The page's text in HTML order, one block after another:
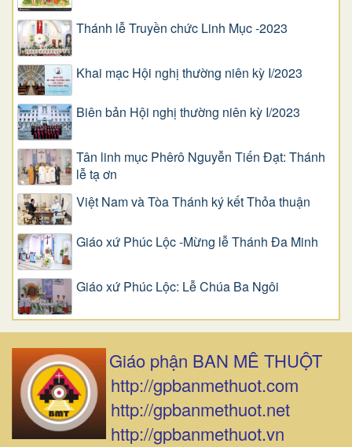
Thánh lễ Truyền chức Linh Mục -2023
Khai mạc Hội nghị thường niên kỳ I/2023
Biên bản Hội nghị thường niên kỳ I/2023
Tân linh mục Phêrô Nguyễn Tiến Đạt: Thánh
lễ tạ ơn
Việt Nam và Tòa Thánh ký kết Thỏa thuận
Giáo xứ Phúc Lộc -Mừng lễ Thánh Đa Minh
Giáo xứ Phúc Lộc: Lễ Chúa Ba Ngôi
Giáo phận BAN MÊ THUỘT
http://gpbanmethuot.com
http://gpbanmethuot.net
http://gpbanmethuot.vn